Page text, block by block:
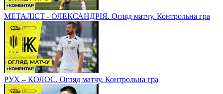
МЕТАЛІСТ - ОЛЕКСАНДРІЯ. Огляд матчу. Контрольна гра
РУХ – КОЛОС. Огляд матчу. Контрольна гра